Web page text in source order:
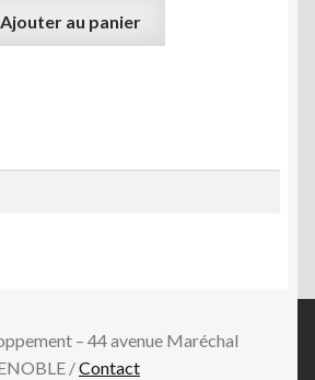
Ajouter au panier
– 44 avenue Maréchal
/Contact